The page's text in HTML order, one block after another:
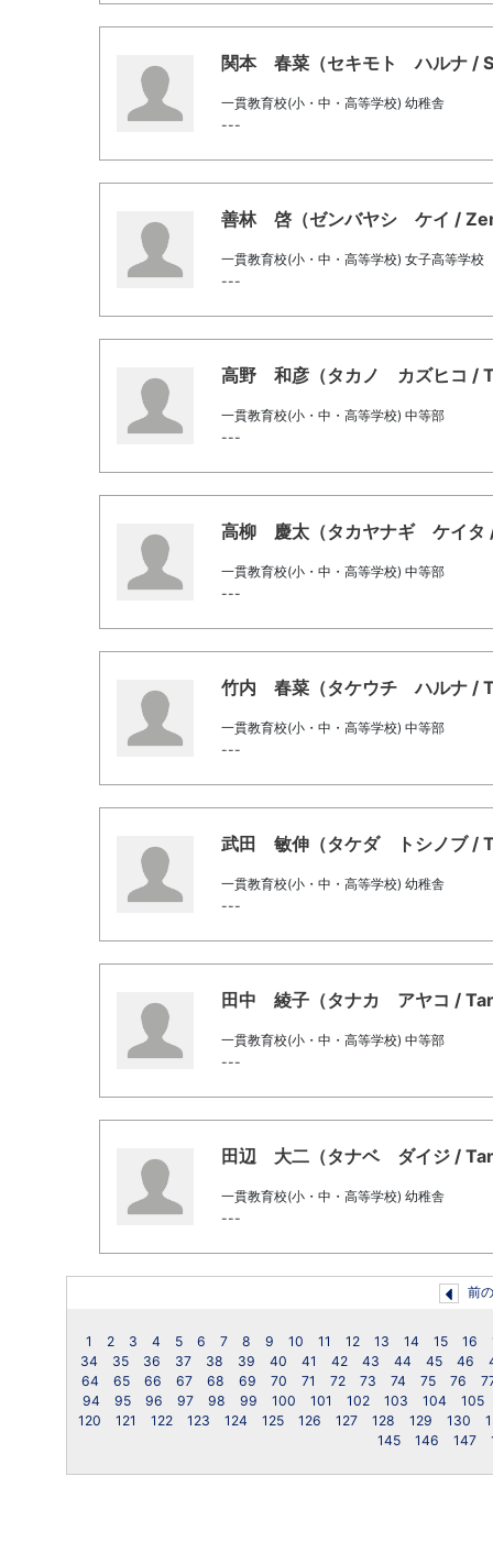
関本 春菜（セキモト ハルナ /
一貫教育校(小・中・高等学校) 幼稚舎
---
善林 啓（ゼンバヤシ ケイ /
一貫教育校(小・中・高等学校) 女子高等学校
---
高野 和彦（タカノ カズヒコ /
一貫教育校(小・中・高等学校) 中等部
---
高柳 慶太（タカヤナギ ケイタ
一貫教育校(小・中・高等学校) 中等部
---
竹内 春菜（タケウチ ハルナ /
一貫教育校(小・中・高等学校) 中等部
---
武田 敏伸（タケダ トシノブ /
一貫教育校(小・中・高等学校) 幼稚舎
---
田中 綾子（タナカ アヤコ /
一貫教育校(小・中・高等学校) 中等部
---
田辺 大二（タナベ ダイジ /
一貫教育校(小・中・高等学校) 幼稚舎
---
前
1 2 3 4 5 6 7 8 9 10 11 12 13 14 15 16
34
35 36 37 38 39 40 41 42 43 44 45 46
64
65 66 67 68 69 70 71 72 73 74 75 76
94
95 96 97 98 99 100 101 102 103 104
105
120
121 122 123 124 125 126 127 128 129 130
145
146 147